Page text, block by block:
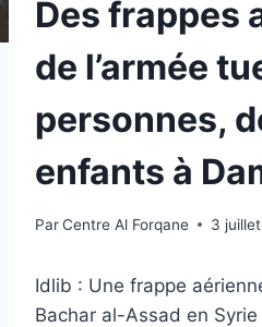
Des frappes
de l’armée
personnes,
enfants à
ParCentre Al Forqane 3
Idlib : Une frappe
Bachar al-Assad en